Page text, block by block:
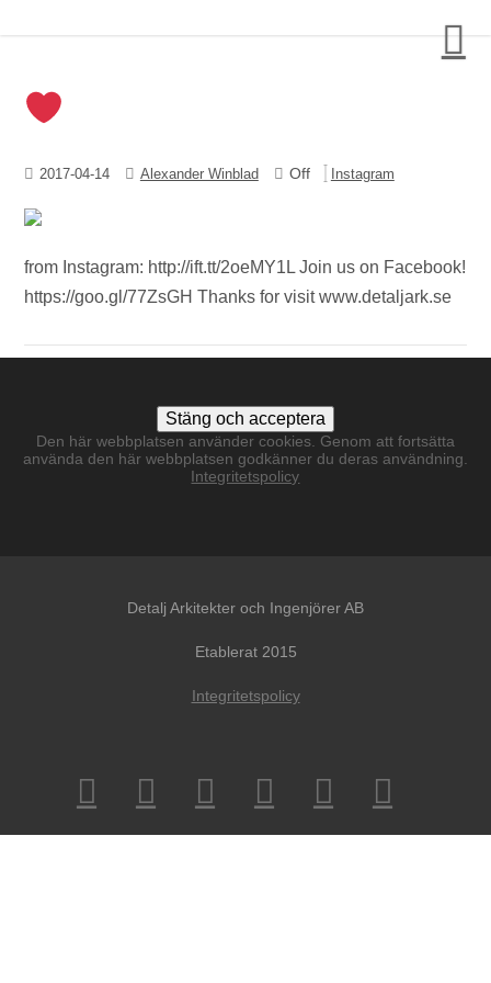
2017-04-14 Alexander Winblad Off Instagram
from Instagram: http://ift.tt/2oeMY1L Join us on Facebook!
https://goo.gl/77ZsGH Thanks for visit www.detaljark.se
Den här webbplatsen använder cookies. Genom att fortsätta
använda den här webbplatsen godkänner du deras användning.
Integritetspolicy
Detalj Arkitekter och Ingenjörer AB
Etablerat 2015
Integritetspolicy